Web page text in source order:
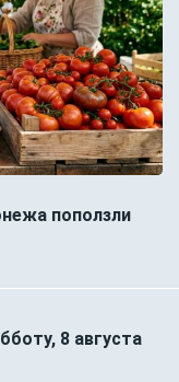
поползли
8 августа